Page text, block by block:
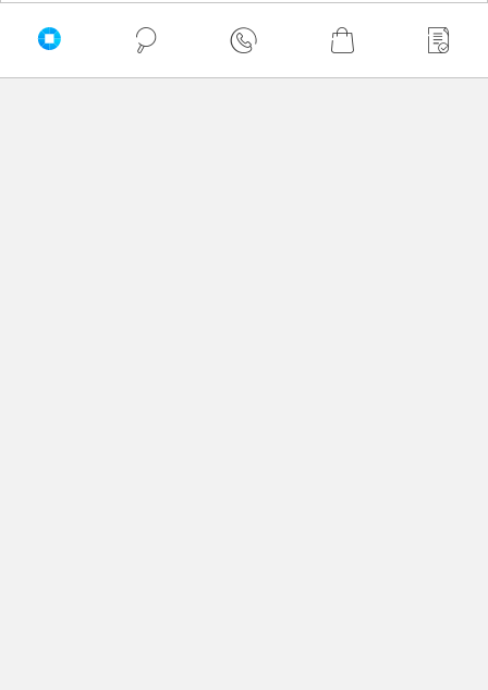
0/5 0 - ilość opinii o produkcie